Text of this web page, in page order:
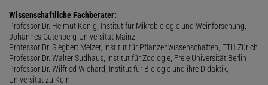
Wissenschaftliche Fachberater:
Professor Dr. Helmut König, Institut für Mikrobiologie und Weinforschung,
Johannes Gutenberg-Universität Mainz
Professor Dr. Siegbert Melzer, Institut für Pflanzenwissenschaften, ETH Zürich
Professor Dr. Walter Sudhaus, Institut für Zoologie, Freie Universität Berlin
Professor Dr. Wilfried Wichard, Institut für Biologie und ihre Didaktik,
Universität zu Köln